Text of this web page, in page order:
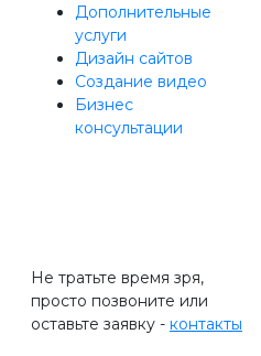
Дополнительные
услуги
Дизайн сайтов
Создание видео
Бизнес
консультации
Не тратьте время зря,
просто позвоните или
оставьте заявку - контакты